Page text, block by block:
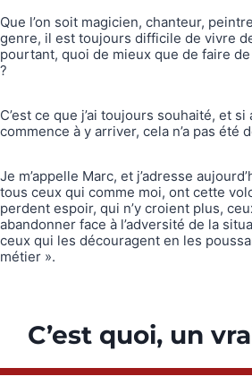
Que l’on soit magicien, chanteur,
genre, il est toujours difficile de vivre
pourtant, quoi de mieux que de faire
?
C’est ce que j’ai toujours souhaité, et si
commence à y arriver, cela n’a pas été
Je m’appelle Marc, et j’adresse
tous ceux qui comme moi, ont cette
perdent espoir, qui n’y croient plus,
abandonner face à l’adversité de la
ceux qui les découragent en les
métier ».
C’est quoi, un